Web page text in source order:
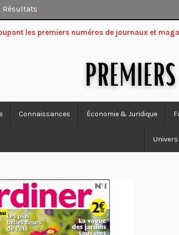
Résultats
les premiers numéros de journaux et
Connaissances Économie & Juridique